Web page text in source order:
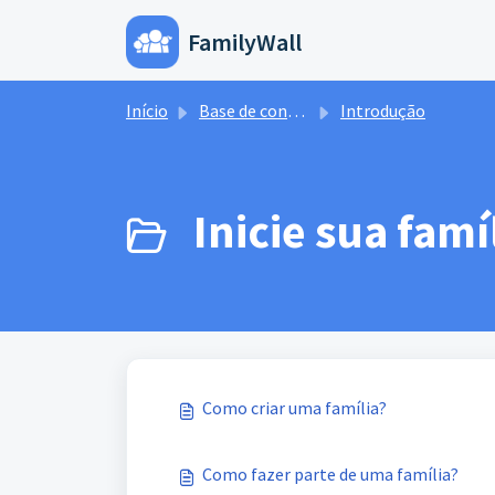
Ir para o conteúdo principal
FamilyWall
Início Base de
Início Base de conhecimento Introdução
Inicie sua
Como criar uma família?
Como fazer parte de uma família?